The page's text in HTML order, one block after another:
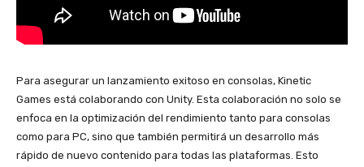
Para asegurar un lanzamiento exitoso en consolas, Kinetic
Games está colaborando con Unity. Esta colaboración no solo se
enfoca en la optimización del rendimiento tanto para consolas
como para PC, sino que también permitirá un desarrollo más
rápido de nuevo contenido para todas las plataformas. Esto